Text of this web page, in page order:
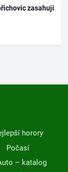
zasahují
horory
Počasí
– katalog